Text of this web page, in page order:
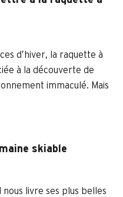
d’hiver, la raquette à
à la découverte de
immaculé. Mais
skiable
livre ses plus belles